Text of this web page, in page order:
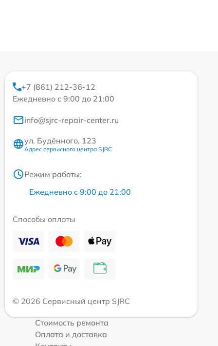
+7 (861) 212-36-12
Ежедневно с 9:00 до 21:00
info@sjrc-repair-center.ru
ул. Будённого, 123
Адрес сервисного центра SJRC
Режим работы:
Ежедневно с 9:00 до 21:00
Способы оплаты
© 2026 Сервисный центр SJRC
Стоимость ремонта
Оплата и доставка